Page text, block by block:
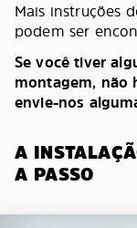
Mais instruções
podem ser
Se você tiver
montagem, não
envie-nos
A
A PASSO